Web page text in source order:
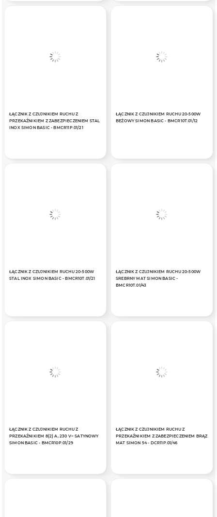
ŁĄCZNIK Z CZUJNIKIEM RUCHU Z
PRZEKAŹNIKIEM Z ZABEZPIECZENIEM STAL
INOX SIMON BASIC - BMCR11P.01/21
ŁĄCZNIK Z CZUJNIKIEM RUCHU 20-500W
BEŻOWY SIMON BASIC - BMCR10T.01/12
ŁĄCZNIK Z CZUJNIKIEM RUCHU 20-500W
STAL INOX SIMON BASIC - BMCR10T.01/21
ŁĄCZNIK Z CZUJNIKIEM RUCHU 20-500W
SREBRNY MAT SIMON BASIC -
BMCR10T.01/43
ŁĄCZNIK Z CZUJNIKIEM RUCHU Z
PRZEKAŹNIKIEM 8(2) A, 230 V~ SATYNOWY
SIMON BASIC - BMCR10P.01/29
ŁĄCZNIK Z CZUJNIKIEM RUCHU Z
PRZEKAŹNIKIEM Z ZABEZPIECZENIEM BRĄZ
MAT SIMON 54 - DCR11P.01/46